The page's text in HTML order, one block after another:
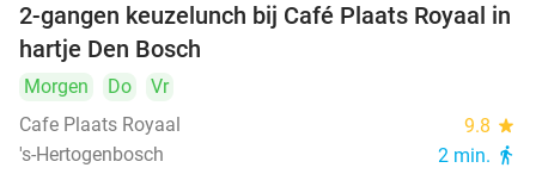
36%
2-gangen keuzelunch bij Café Plaats Royaal in
hartje Den Bosch
Morgen Do
Vr
Cafe Plaats Royaal
9.8 star
's-Hertogenbosch 2 min. directions_walk